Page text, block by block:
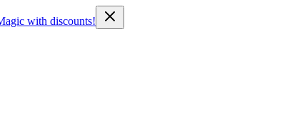
with discounts!